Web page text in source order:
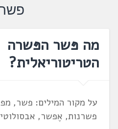
מה פּשר הפּשרה
הטריטוריאלית?
על מקור המילים: פשר,
פשרנות, אֶפשר, אבסולוטי